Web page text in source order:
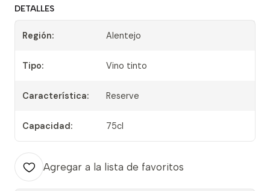
DETALLES
Región: Alentejo
Tipo: Vino tinto
Característica: Reserve
Capacidad: 75cl
Agregar a la lista de favoritos